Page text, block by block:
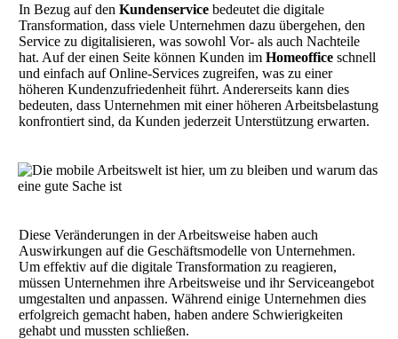
In Bezug auf den Kundenservice bedeutet die digitale
Transformation, dass viele Unternehmen dazu übergehen, den
Service zu digitalisieren, was sowohl Vor- als auch Nachteile
hat. Auf der einen Seite können Kunden im Homeoffice schnell
und einfach auf Online-Services zugreifen, was zu einer
höheren Kundenzufriedenheit führt. Andererseits kann dies
bedeuten, dass Unternehmen mit einer höheren Arbeitsbelastung
konfrontiert sind, da Kunden jederzeit Unterstützung erwarten.
Diese Veränderungen in der Arbeitsweise haben auch
Auswirkungen auf die Geschäftsmodelle von Unternehmen.
Um effektiv auf die digitale Transformation zu reagieren,
müssen Unternehmen ihre Arbeitsweise und ihr Serviceangebot
umgestalten und anpassen. Während einige Unternehmen dies
erfolgreich gemacht haben, haben andere Schwierigkeiten
gehabt und mussten schließen.